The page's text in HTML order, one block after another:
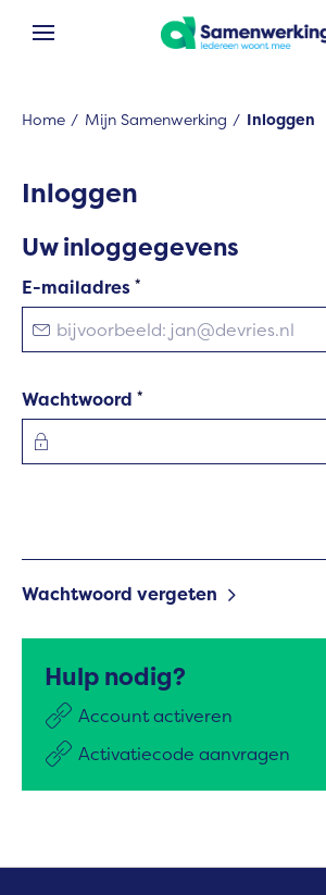
Naar de homepage
Ga naar Hoofd
Home Mijn Samenwerking Inloggen
Inloggen
Uw inloggegevens
E-mailadres *
Wachtwoord *
Wachtwoord vergeten
Hulp nodig?
Account activeren
Activatiecode aanvragen